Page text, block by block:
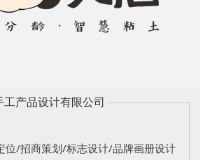
产品设计有限公司
位/招商策划/标志设计/品牌画册设计